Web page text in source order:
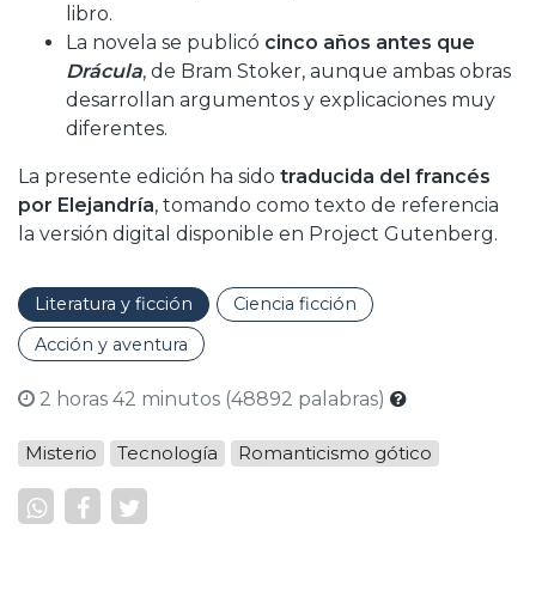
libro.
La novela se publicó cinco años antes que
Drácula, de Bram Stoker, aunque ambas obras
desarrollan argumentos y explicaciones muy
diferentes.
La presente edición ha sido traducida del francés
por Elejandría, tomando como texto de referencia
la versión digital disponible en Project Gutenberg.
Literatura y ficción
Ciencia ficción
Acción y aventura
2 horas 42 minutos (48892 palabras)
Misterio Tecnología Romanticismo gótico